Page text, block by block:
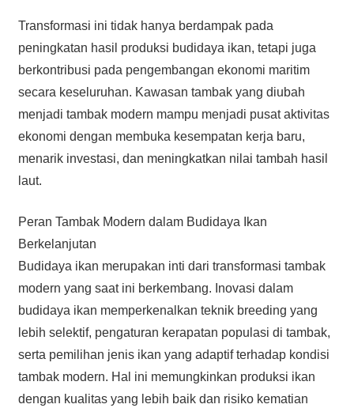
Transformasi ini tidak hanya berdampak pada
peningkatan hasil produksi budidaya ikan, tetapi juga
berkontribusi pada pengembangan ekonomi maritim
secara keseluruhan. Kawasan tambak yang diubah
menjadi tambak modern mampu menjadi pusat aktivitas
ekonomi dengan membuka kesempatan kerja baru,
menarik investasi, dan meningkatkan nilai tambah hasil
laut.
Peran Tambak Modern dalam Budidaya Ikan
Berkelanjutan
Budidaya ikan merupakan inti dari transformasi tambak
modern yang saat ini berkembang. Inovasi dalam
budidaya ikan memperkenalkan teknik breeding yang
lebih selektif, pengaturan kerapatan populasi di tambak,
serta pemilihan jenis ikan yang adaptif terhadap kondisi
tambak modern. Hal ini memungkinkan produksi ikan
dengan kualitas yang lebih baik dan risiko kematian